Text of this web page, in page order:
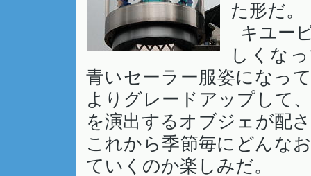
た形だ。
キユー
しくな
青いセーラー服姿になっ
よりグレードアップして
を演出するオブジェが配
これから季節毎にどんな
ていくのか楽しみだ。